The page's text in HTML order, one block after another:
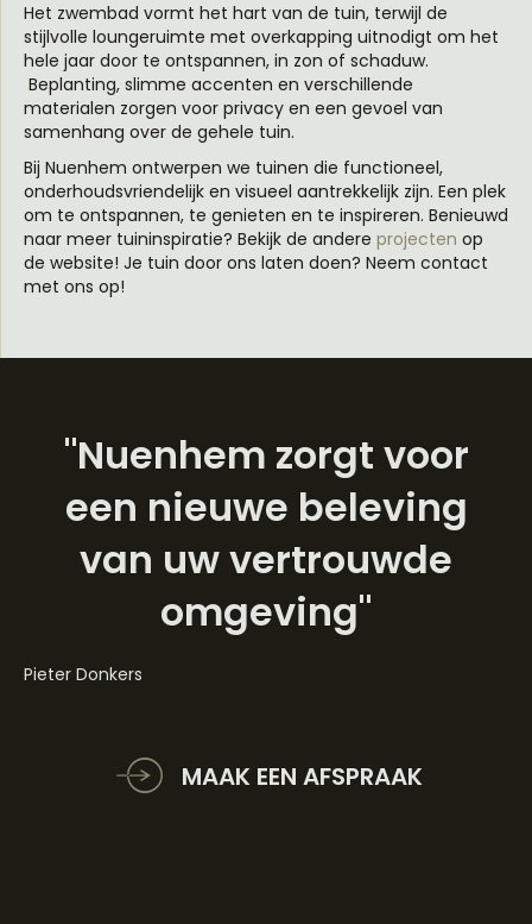
Het zwembad vormt het hart van de tuin, terwijl de
stijlvolle loungeruimte met overkapping uitnodigt om het
hele jaar door te ontspannen, in zon of schaduw.
Beplanting, slimme accenten en verschillende
materialen zorgen voor privacy en een gevoel van
samenhang over de gehele tuin.
Bij Nuenhem ontwerpen we tuinen die functioneel,
onderhoudsvriendelijk en visueel aantrekkelijk zijn. Een plek
om te ontspannen, te genieten en te inspireren. Benieuwd
naar meer tuininspiratie? Bekijk de andere projecten op
de website! Je tuin door ons laten doen? Neem contact
met ons op!
"Nuenhem zorgt voor
een nieuwe beleving
van uw vertrouwde
omgeving"
Pieter Donkers
MAAK EEN AFSPRAAK